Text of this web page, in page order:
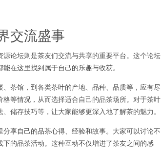
交流盛事
论坛则是茶友们交流与共享的重要平台。这个论坛
在这里找到属于自己的乐趣与收获。
茶馆，到各类茶叶的产地、品种、品质等，应有尽
等情况，从而选择适合自己的品茶场所。对于茶叶
储存技巧等，让大家能够更深入地了解茶的魅力。
享自己的品茶心得、经验和故事。大家可以讨论不
的品茶活动。这种互动不仅增进了茶友之间的感